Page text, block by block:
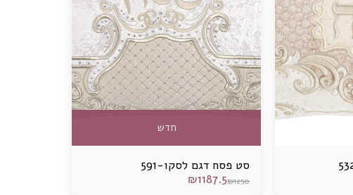
חדש
סט פסח דגם לסקו-591
₪1250
₪1187.5